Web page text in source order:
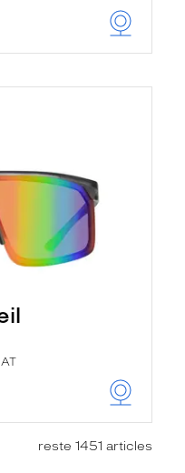
reste 1451 articles